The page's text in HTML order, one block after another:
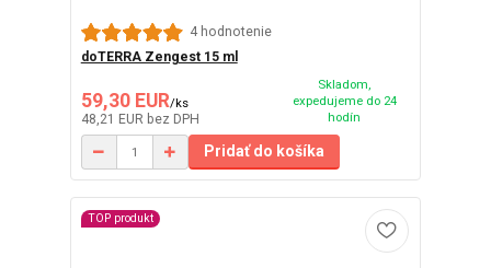
4 hodnotenie
doTERRA Zengest 15 ml
59,30 EUR/ks
48,21 EUR bez DPH
Skladom,
expedujeme do 24
hodín
Pridať do košíka
TOP produkt